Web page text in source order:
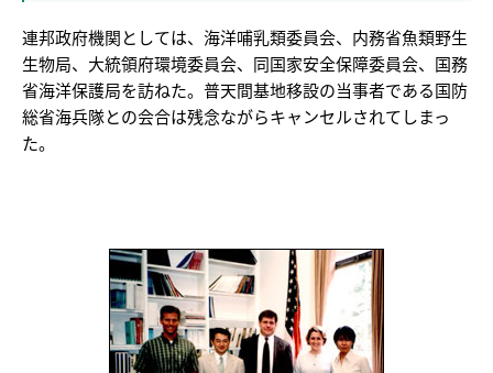
連邦政府機関としては、海洋哺乳類委員会、内務省魚類野生
生物局、大統領府環境委員会、同国家安全保障委員会、国務
省海洋保護局を訪ねた。普天間基地移設の当事者である国防
総省海兵隊との会合は残念ながらキャンセルされてしまっ
た。